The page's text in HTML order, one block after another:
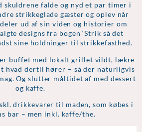
skuldrene falde og nyd et par timer i
strikkeglade gæster og oplev når
ud af sin viden og historier om
designs fra bogen ‘Strik så det
sine holdninger til strikkefasthed.
buffet med lokalt grillet vildt, lækre
hvad dertil hører – så der naturligvis
Og slutter måltidet af med dessert
og kaffe.
drikkevarer til maden, som købes i
bar – men inkl. kaffe/the.